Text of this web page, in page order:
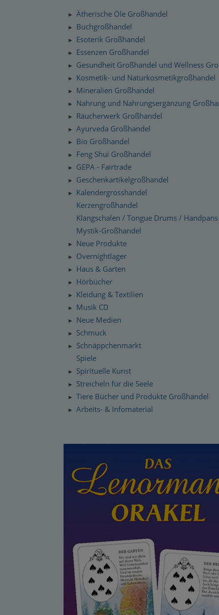
Zahlung und Versand
Datenschutzerklärung
Checkdates
Moravan Naturkosmetik
Primavera Life Sortiment
Alaya Engelkerzen
Gabriel Tech Sortiment
Engelalm Edelstein Essenzen
Schnelllager
► Ätherische Öle Großhandel
► Buchgroßhandel
► Esoterik Großhandel
► Essenzen Großhandel
► Gesundheit Großhandel und Wellness
► Kosmetik- und Naturkosmetikgroßhandel
► Mineralien Großhandel
► Nahrung und Nahrungsergänzung
► Räucherwerk Großhandel
► Ayurveda Großhandel
► Bio Großhandel
► Feng Shui Großhandel
► GEPA - Fairtrade
► Geschenkartikelgroßhandel
►
Kalendergrosshandel
Kerzengroßhandel
Klangschalen / Tongue Drums /
Mystik-Großhandel
► Neue Produkte
► Overnightlager
► Haus & Garten
► Hörbücher
► Kleidung & Textilien
► Musik CD
► Neue Medien
► Schmuck
►
Schnäppchenmarkt
Spiele
► Spirituelle Kunst
► Streicheln für die Seele
► Tiere Bücher und Produkte Großhandel
► Arbeits- & Infomaterial
Schnelllager
Neuerscheinungen